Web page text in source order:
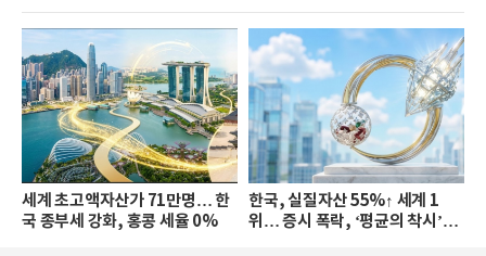
세계 초고액자산가 71만명… 한
국 종부세 강화, 홍콩 세율 0%
한국, 실질자산 55%↑ 세계 1
위… 증시 폭락, ‘평균의 착시’와